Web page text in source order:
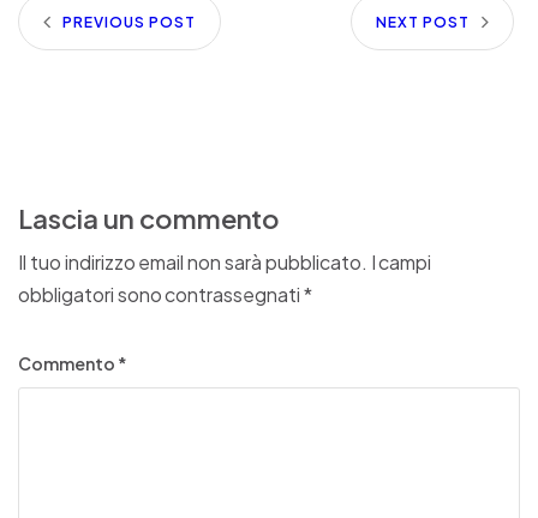
PREVIOUS POST NEXT POST
Lascia un commento
Il tuo indirizzo email non sarà pubblicato. I campi
obbligatori sono contrassegnati*
Commento *